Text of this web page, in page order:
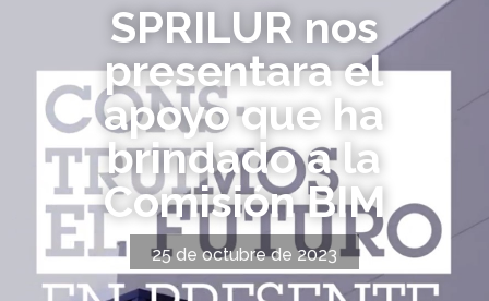
SPRILUR nos
presentara el
apoyo que ha
brindado a la
Comisión BIM
25 de octubre de 2023